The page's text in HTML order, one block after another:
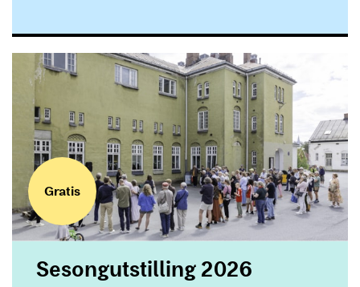
Gratis
Sesongutstilling 2026